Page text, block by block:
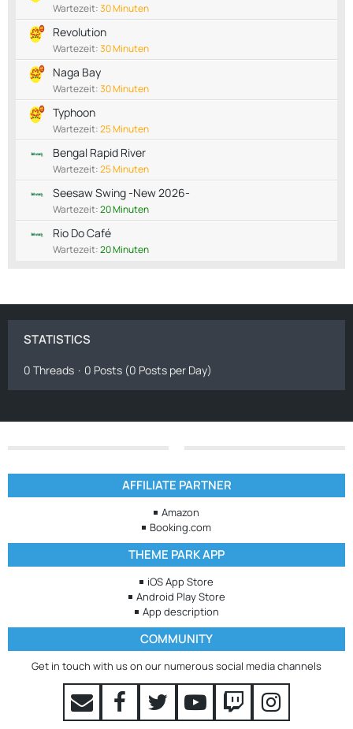
Wartezeit:30 Minuten
Revolution
Wartezeit:30 Minuten
Naga Bay
Wartezeit:30 Minuten
Typhoon
Wartezeit:25 Minuten
Bengal Rapid River
Wartezeit:25 Minuten
Seesaw Swing -New 2026-
Wartezeit:20 Minuten
Rio Do Café
Wartezeit:20 Minuten
STATISTICS
0 Threads 0 Posts (0 Posts per Day)
AFFILIATE PARTNER
Amazon
Booking.com
THEME PARK APP
iOS App Store
Android Play Store
App description
COMMUNITY
Get in touch with us on our numerous social media channels